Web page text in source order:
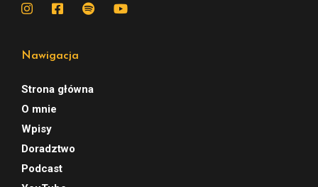
Nawigacja
Strona główna
O mnie
Wpisy
Doradztwo
Podcast